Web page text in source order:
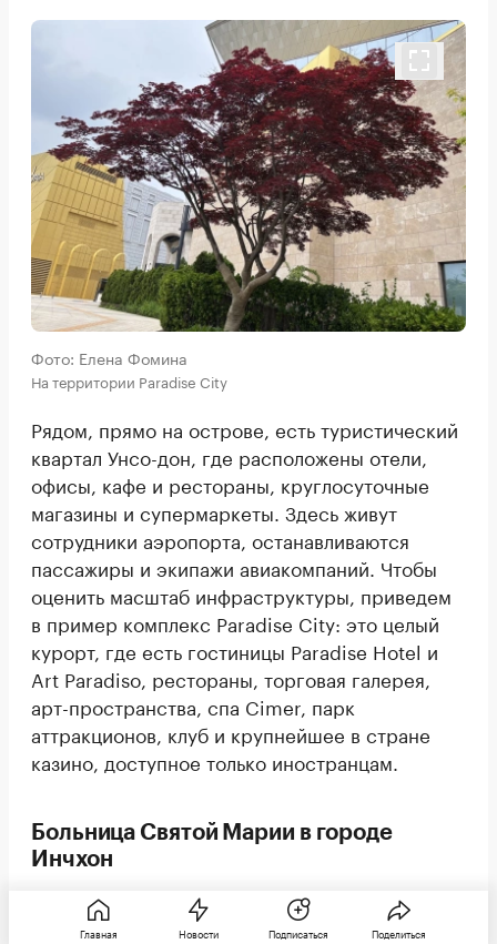
Фото: Елена Фомина
На территории Paradise City
Рядом, прямо на острове, есть туристический
квартал Унсо-дон, где расположены отели,
офисы, кафе и рестораны, круглосуточные
магазины и супермаркеты. Здесь живут
сотрудники аэропорта, останавливаются
пассажиры и экипажи авиакомпаний. Чтобы
оценить масштаб инфраструктуры, приведем
в пример комплекс Paradise City: это целый
курорт, где есть гостиницы Paradise Hotel и
Art Paradiso, рестораны, торговая галерея,
арт-пространства, спа Cimer, парк
аттракционов, клуб и крупнейшее в стране
казино, доступное только иностранцам.
Больница Святой Марии в городе
Инчхон
Также называется: больница Инчхон Сонмо
Католического университета
Главная Новости Подписаться Поделиться